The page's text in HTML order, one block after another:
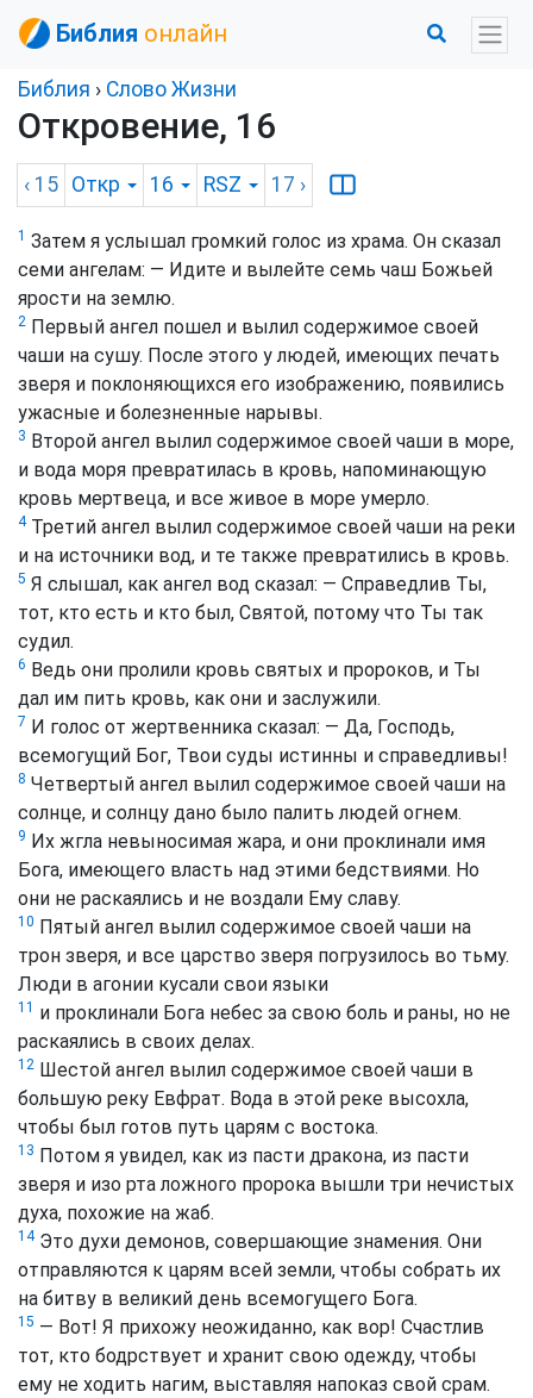
Библия онлайн
Библия › Слово Жизни
Откровение, 16
‹ 15 Откр 16 RSZ 17 ›
1 Затем я услышал громкий голос из храма. Он сказал
семи ангелам: — Идите и вылейте семь чаш Божьей
ярости на землю.
2 Первый ангел пошел и вылил содержимое своей
чаши на сушу. После этого у людей, имеющих печать
зверя и поклоняющихся его изображению, появились
ужасные и болезненные нарывы.
3 Второй ангел вылил содержимое своей чаши в море,
и вода моря превратилась в кровь, напоминающую
кровь мертвеца, и все живое в море умерло.
4Третий ангел вылил содержимое своей чаши на реки
и на источники вод, и те также превратились в кровь.
5 Я слышал, как ангел вод сказал: — Справедлив Ты,
тот, кто есть и кто был, Святой, потому что Ты так
судил.
6 Ведь они пролили кровь святых и пророков, и Ты
дал им пить кровь, как они и заслужили.
7 И голос от жертвенника сказал: — Да, Господь,
всемогущий Бог, Твои суды истинны и справедливы!
8 Четвертый ангел вылил содержимое своей чаши на
солнце, и солнцу дано было палить людей огнем.
9 Их жгла невыносимая жара, и они проклинали имя
Бога, имеющего власть над этими бедствиями. Но
они не раскаялись и не воздали Ему славу.
10 Пятый ангел вылил содержимое своей чаши на
трон зверя, и все царство зверя погрузилось во тьму.
Люди в агонии кусали свои языки
11 и проклинали Бога небес за свою боль и раны, но не
раскаялись в своих делах.
12 Шестой ангел вылил содержимое своей чаши в
большую реку Евфрат. Вода в этой реке высохла,
чтобы был готов путь царям с востока.
13 Потом я увидел, как из пасти дракона, из пасти
зверя и изо рта ложного пророка вышли три нечистых
духа, похожие на жаб.
14Это духи демонов, совершающие знамения. Они
отправляются к царям всей земли, чтобы собрать их
на битву в великий день всемогущего Бога.
15 — Вот! Я прихожу неожиданно, как вор! Счастлив
тот, кто бодрствует и хранит свою одежду, чтобы
ему не ходить нагим, выставляя напоказ свой срам.